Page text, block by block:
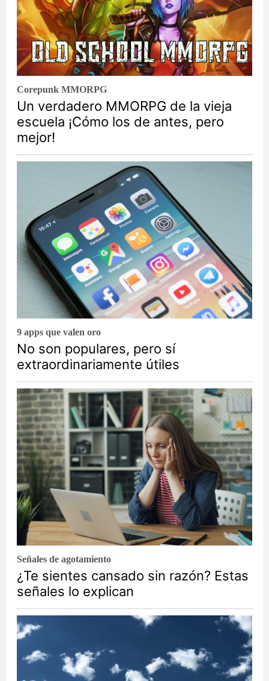
Corepunk MMORPG
Un verdadero MMORPG de la vieja
escuela ¡Cómo los de antes, pero
mejor!
9 apps que valen oro
No son populares, pero sí
extraordinariamente útiles
Señales de agotamiento
¿Te sientes cansado sin razón? Estas
señales lo explican